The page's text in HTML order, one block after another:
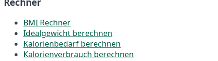
BMI Rechner
Idealgewicht berechnen
Kalorienbedarf berechnen
Kalorienverbrauch berechnen